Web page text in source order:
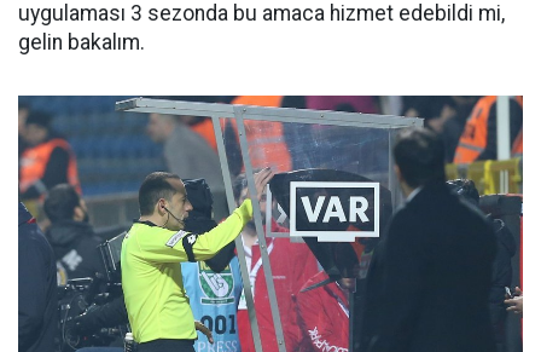
uygulaması 3 sezonda bu amaca hizmet edebildi mi,
gelin bakalım.